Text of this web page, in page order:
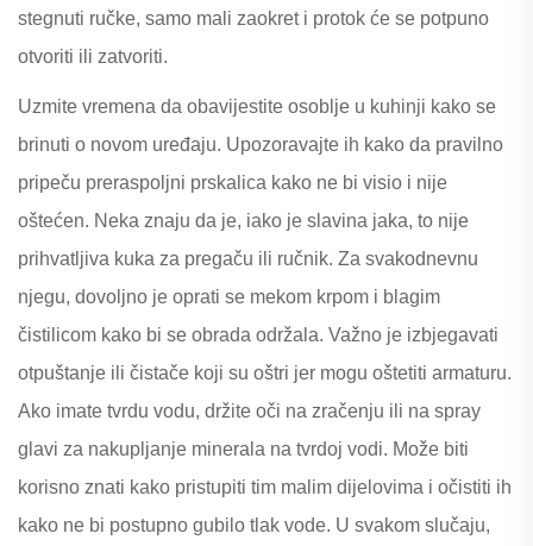
stegnuti ručke, samo mali zaokret i protok će se potpuno
otvoriti ili zatvoriti.
Uzmite vremena da obavijestite osoblje u kuhinji kako se
brinuti o novom uređaju. Upozoravajte ih kako da pravilno
pripeču preraspoljni prskalica kako ne bi visio i nije
oštećen. Neka znaju da je, iako je slavina jaka, to nije
prihvatljiva kuka za pregaču ili ručnik. Za svakodnevnu
njegu, dovoljno je oprati se mekom krpom i blagim
čistilicom kako bi se obrada održala. Važno je izbjegavati
otpuštanje ili čistače koji su oštri jer mogu oštetiti armaturu.
Ako imate tvrdu vodu, držite oči na zračenju ili na spray
glavi za nakupljanje minerala na tvrdoj vodi. Može biti
korisno znati kako pristupiti tim malim dijelovima i očistiti ih
kako ne bi postupno gubilo tlak vode. U svakom slučaju,